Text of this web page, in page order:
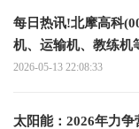
每日热讯!北摩高科
机、运输机、教练机
2026-05-13 22:08:33
太阳能：2026年力